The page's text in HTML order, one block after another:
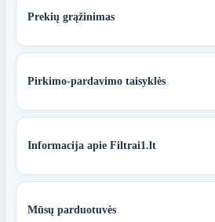
Prekių grąžinimas
Pirkimo-pardavimo taisyklės
Informacija apie Filtrai1.lt
Mūsų parduotuvės